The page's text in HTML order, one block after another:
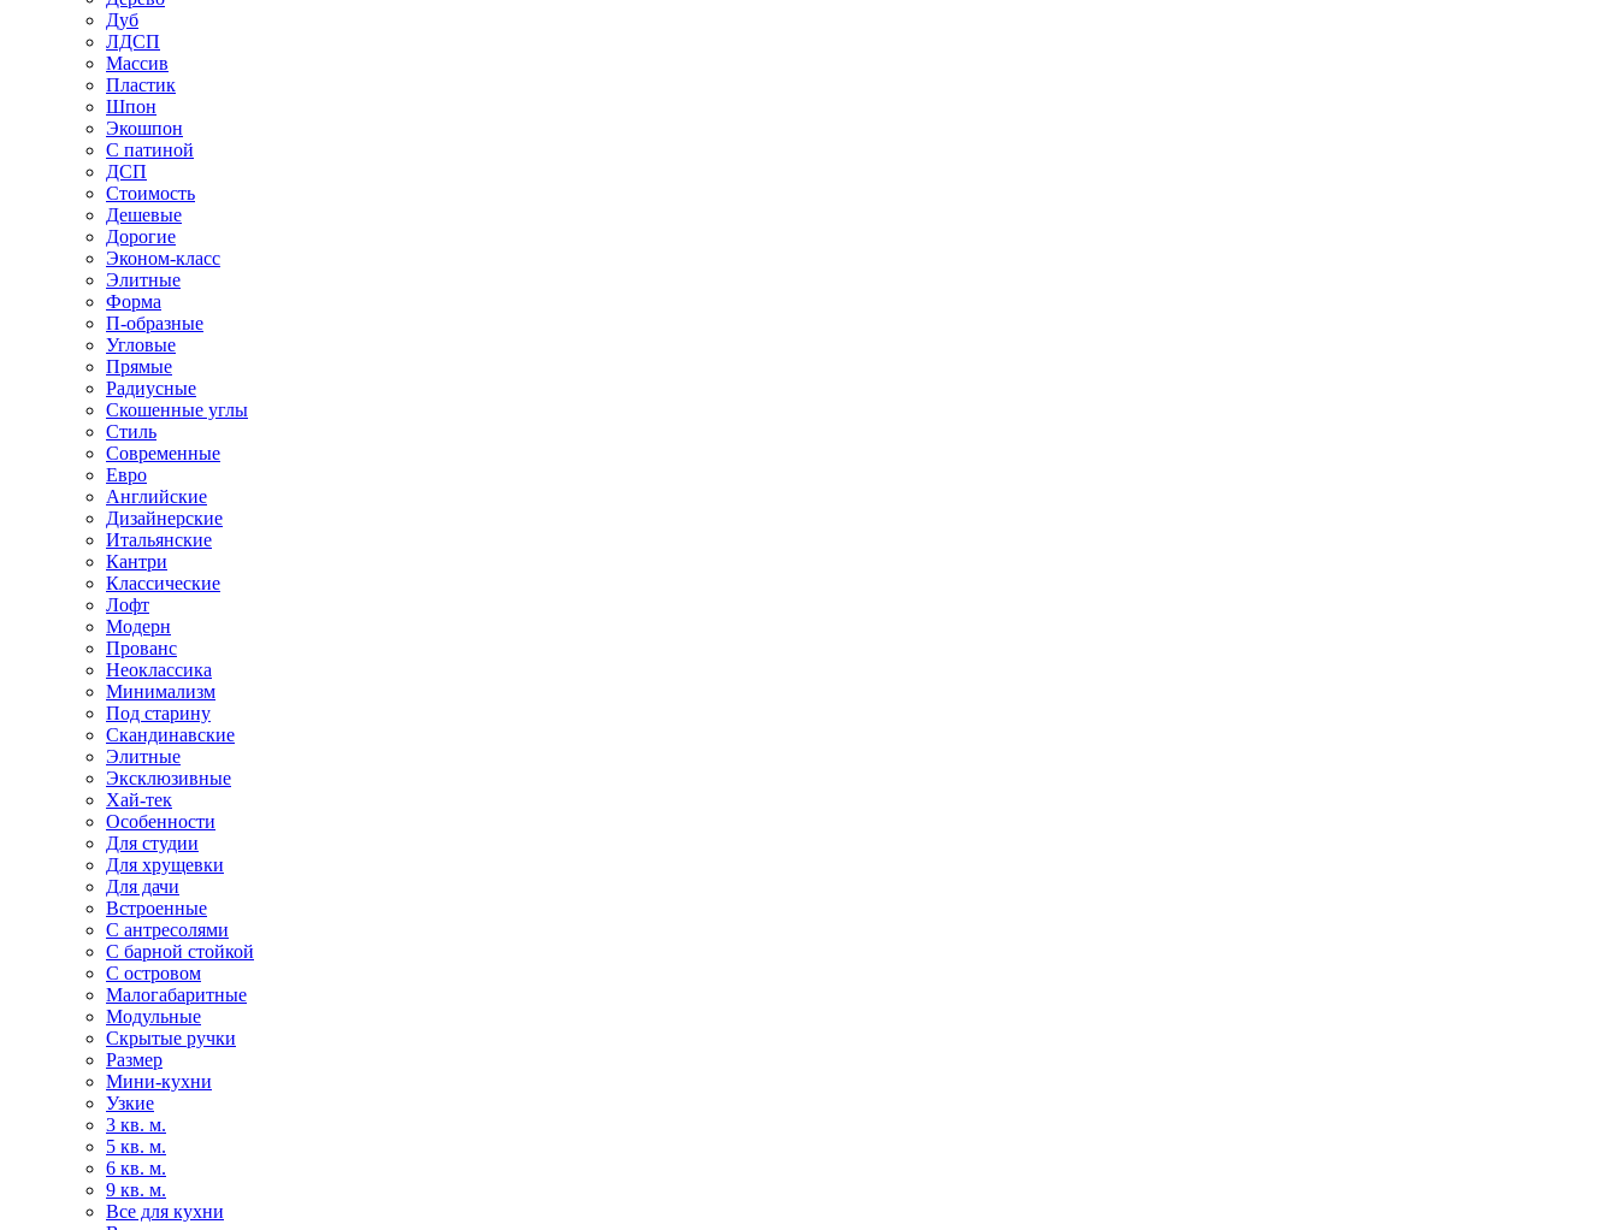
Дуб
ЛДСП
Массив
Пластик
Шпон
Экошпон
С патиной
ДСП
Стоимость
Дешевые
Дорогие
Эконом-класс
Элитные
Форма
П-образные
Угловые
Прямые
Радиусные
Скошенные углы
Стиль
Современные
Евро
Английские
Дизайнерские
Итальянские
Кантри
Классические
Лофт
Модерн
Прованс
Неоклассика
Минимализм
Под старину
Скандинавские
Элитные
Эксклюзивные
Хай-тек
Особенности
Для студии
Для хрущевки
Для дачи
Встроенные
С антресолями
С барной стойкой
С островом
Малогабаритные
Модульные
Скрытые ручки
Размер
Мини-кухни
Узкие
3 кв. м.
5 кв. м.
6 кв. м.
9 кв. м.
Все для кухни